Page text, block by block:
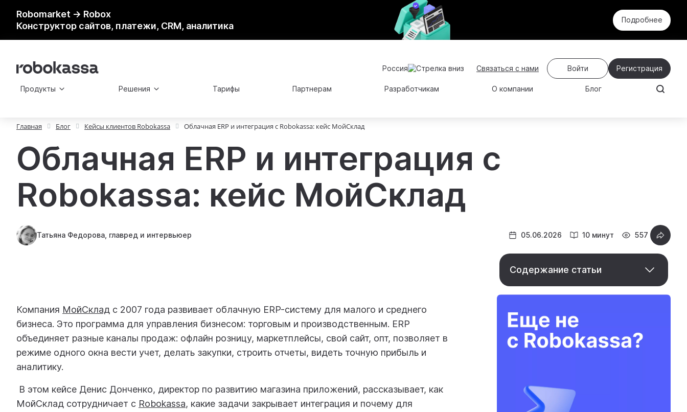
Robomarket → Robox
Конструктор сайтов, платежи, CRM, аналитика
Подробнее
Россия Связаться с нами Войти Регистрация
Продукты Решения Тарифы Партнерам Разработчикам О компании Блог
Главная Блог Кейсы клиентов Robokassa Облачная ERP и интеграция с Robokassa: кейс МойСклад
Облачная ERP и интеграция с
Robokassa: кейс МойСклад
Татьяна Федорова, главред и интервьюер 05.06.2026 10 минут 557
Содержание статьи
Компания МойСклад с 2007 года развивает облачную ERP-систему для малого и среднего
бизнеса. Это программа для управления бизнесом: торговым и производственным. ERP
объединяет разные каналы продаж: офлайн розницу, маркетплейсы, свой сайт, опт, позволяет в
режиме одного окна вести учет, делать закупки, строить отчеты, видеть точную прибыль и
аналитику.
В этом кейсе Денис Донченко, директор по развитию магазина приложений, рассказывает, как
МойСклад сотрудничает с Robokassa, какие задачи закрывает интеграция и почему для